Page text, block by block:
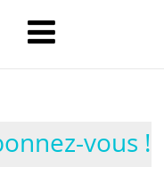
vous !